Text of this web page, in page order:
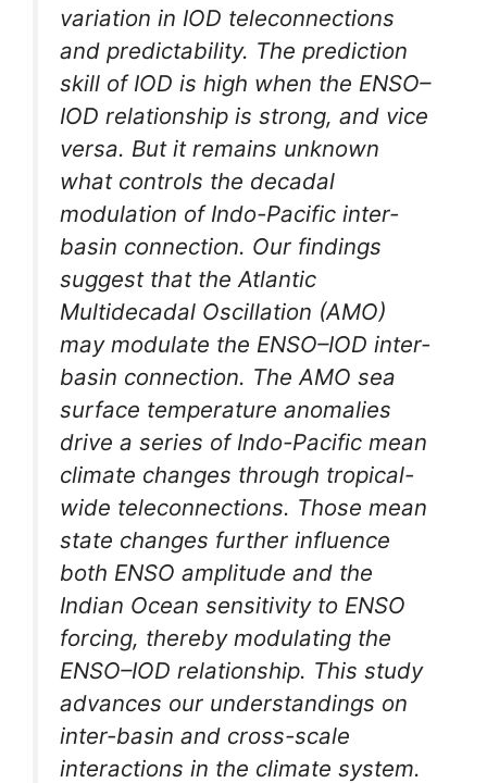
variation in IOD teleconnections
and predictability. The prediction
skill of IOD is high when the ENSO–
IOD relationship is strong, and vice
versa. But it remains unknown
what controls the decadal
modulation of Indo-Pacific inter-
basin connection. Our findings
suggest that the Atlantic
Multidecadal Oscillation (AMO)
may modulate the ENSO–IOD inter-
basin connection. The AMO sea
surface temperature anomalies
drive a series of Indo-Pacific mean
climate changes through tropical-
wide teleconnections. Those mean
state changes further influence
both ENSO amplitude and the
Indian Ocean sensitivity to ENSO
forcing, thereby modulating the
ENSO–IOD relationship. This study
advances our understandings on
inter-basin and cross-scale
interactions in the climate system.